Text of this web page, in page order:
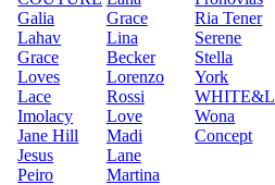
Galia
Lahav
Grace
Loves
Lace
Imolacy
Jane Hill
Jesus
Peiro
Grace
Lina
Becker
Lorenzo
Rossi
Love
Madi
Lane
Martina
Ria Tener
Serene
Stella
York
Wona
Concept